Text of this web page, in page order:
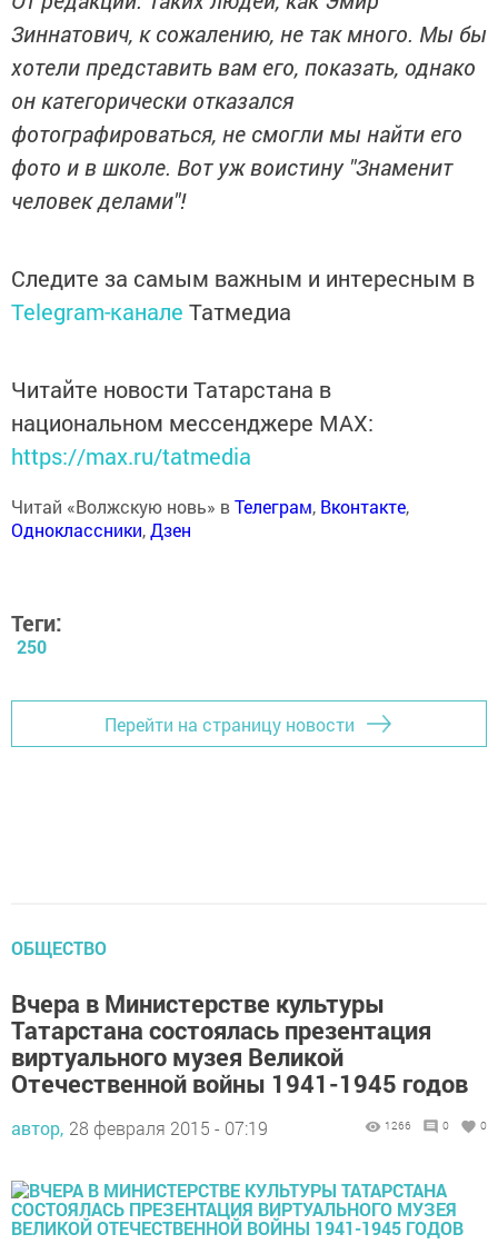
Зиннатович, к сожалению, не так много. Мы бы
хотели представить вам его, показать, однако
он категорически отказался
фотографироваться, не смогли мы найти его
фото и в школе. Вот уж воистину "Знаменит
человек делами"!
Следите за самым важным и интересным в
Telegram-канале Татмедиа
Читайте новости Татарстана в
национальном мессенджере MАХ:
https://max.ru/tatmedia
Читай «Волжскую новь» вТелеграм, Вконтакте,
Одноклассники,Дзен
Теги:
250
Перейти на страницу новости
ОБЩЕСТВО
Вчера в Министерстве культуры
Татарстана состоялась презентация
виртуального музея Великой
Отечественной войны 1941-1945 годов
автор, 28 февраля 2015 - 07:19 1266 0 0